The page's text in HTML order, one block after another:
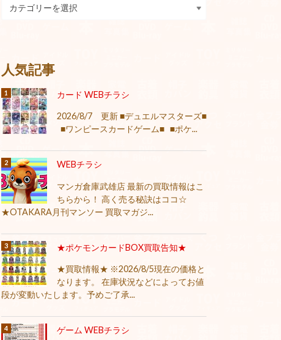
人気記事
カード WEBチラシ
2026/8/7 更新 ■デュエルマスターズ■
■ワンピースカードゲーム■ ■ポケ...
WEBチラシ
マンガ倉庫武雄店 最新の買取情報はこ
ちらから！ 高く売る秘訣はココ☆
★OTAKARA月刊マンソー 買取マガジ...
★ポケモンカードBOX買取告知★
★買取情報★ ※2026/8/5現在の価格と
なります。 在庫状況などによってお値
段が変動いたします。予めご了承...
ゲーム WEBチラシ